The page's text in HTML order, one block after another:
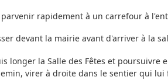
rapidement à un carrefour à
devant la mairie avant d'arriver à la
longer la Salle des Fêtes et poursuivre
virer à droite dans le sentier qui